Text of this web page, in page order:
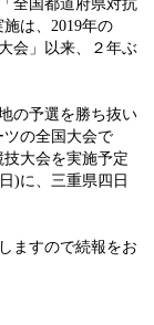
全国都道府県対抗
は、2019年の
会」以来、２年ぶ
の予選を勝ち抜い
ツの全国大会で
大会を実施予定
)に、三重県四日
ますので続報をお